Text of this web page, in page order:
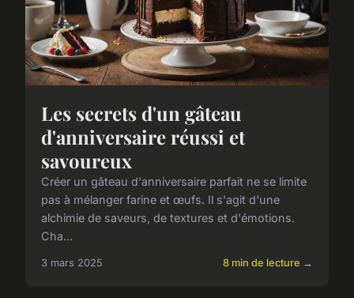
Les secrets d'un gâteau
d'anniversaire réussi et
savoureux
Créer un gâteau d'anniversaire parfait ne se limite
pas à mélanger farine et œufs. Il s'agit d'une
alchimie de saveurs, de textures et d'émotions.
Cha...
3 mars 2025 8 min de lecture →